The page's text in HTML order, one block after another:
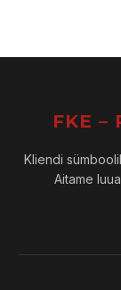
FKE –
Kliendi
Aitame